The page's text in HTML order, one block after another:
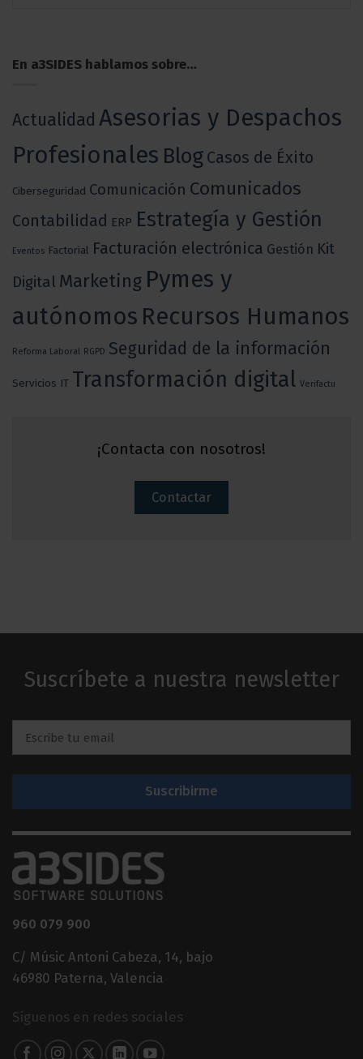
En a3SIDES hablamos sobre…
Actualidad Asesorias y Despachos
Profesionales Blog Casos de Éxito
Ciberseguridad Comunicación Comunicados
Contabilidad ERP Estrategía y Gestión
Eventos Factorial Facturación electrónica Gestión Kit
Digital Marketing Pymes y
autónomos Recursos Humanos
Reforma Laboral RGPD Seguridad de la información
Servicios IT Transformación digital Verifactu
¡Contacta con nosotros!
Contactar
Suscríbete a nuestra newsletter
960 079 900
C/ Músic Antoni Cabeza, 14, bajo
46980 Paterna, Valencia
Síguenos en redes sociales